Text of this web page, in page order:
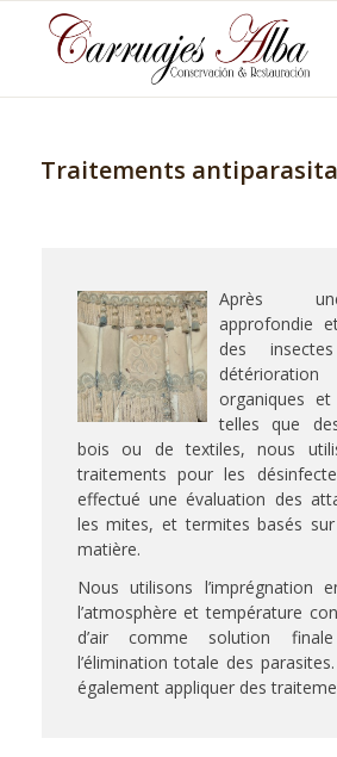
Traitements
Après
approfondie
des
organiques
telles que
bois ou de textiles, nous
traitements pour les
effectué une évaluation des
les mites, et termites basés sur
matière.
Nous utilisons l’imprégnation
l’atmosphère et température
d’air comme solution
l’élimination totale des
également appliquer des